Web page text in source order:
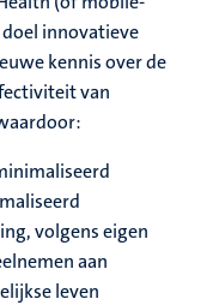
innovatieve
kennis over de
van
volgens eigen
aan
leven